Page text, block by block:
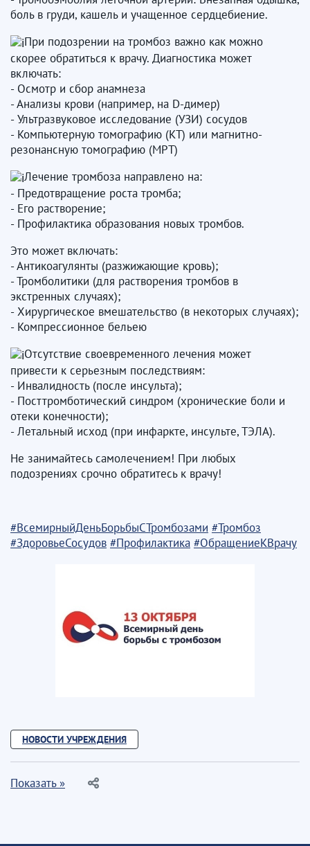
боль в груди, кашель и учащенное сердцебиение.
При подозрении на тромбоз важно как можно
скорее обратиться к врачу. Диагностика может
включать:
- Осмотр и сбор анамнеза
- Анализы крови (например, на D-димер)
- Ультразвуковое исследование (УЗИ) сосудов
- Компьютерную томографию (КТ) или магнитно-
резонансную томографию (МРТ)
Лечение тромбоза направлено на:
- Предотвращение роста тромба;
- Его растворение;
- Профилактика образования новых тромбов.
Это может включать:
- Антикоагулянты (разжижающие кровь);
- Тромболитики (для растворения тромбов в
экстренных случаях);
- Хирургическое вмешательство (в некоторых случаях);
- Компрессионное бельею
Отсутствие своевременного лечения может
привести к серьезным последствиям:
- Инвалидность (после инсульта);
- Посттромботический синдром (хронические боли и
отеки конечности);
- Летальный исход (при инфаркте, инсульте, ТЭЛА).
Не занимайтесь самолечением! При любых
подозрениях срочно обратитесь к врачу!
#ВсемирныйДеньБорьбыСТромбозами #Тромбоз
#ЗдоровьеСосудов #Профилактика #ОбращениеКВрачу
НОВОСТИ УЧРЕЖДЕНИЯ
Показать »